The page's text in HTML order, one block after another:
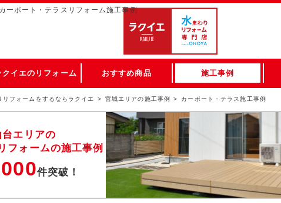
ーポート・テラスリフォーム施工事例
クイエのリフォーム おすすめ商品 施工事例
フォームをするならラクイエ 宮城エリアの施工事例 カーポート・テラス施工事例
エリアの
フォームの施工事例
件突破！